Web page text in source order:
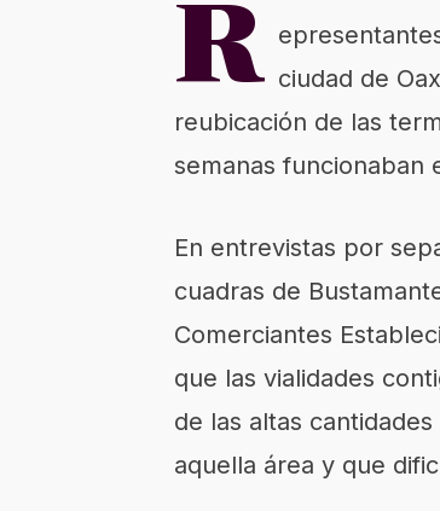
R ciudad de
reubicación de las
semanas funcionaban
En entrevistas por
cuadras de
Comerciantes
que las vialidades
de las altas
aquella área y que